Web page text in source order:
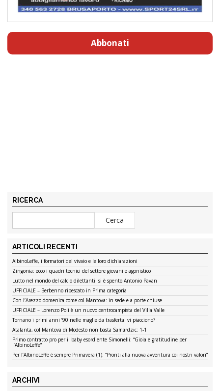
Abbonati
RICERCA
ARTICOLI RECENTI
AlbinoLeffe, i formatori del vivaio e le loro dichiarazioni
Zingonia: ecco i quadri tecnici del settore giovanile agonistico
Lutto nel mondo del calcio dilettanti: si è spento Antonio Pavan
UFFICIALE – Berbenno ripescato in Prima categoria
Con l’Arezzo domenica come col Mantova: in sede e a porte chiuse
UFFICIALE – Lorenzo Poli è un nuovo centrocampista del Villa Valle
Tornano i primi anni ’90 nelle maglie da trasferta: vi piacciono?
Atalanta, col Mantova di Modesto non basta Samardzic: 1-1
Primo contratto pro per il baby esordiente Simonelli: “Gioia e gratitudine per
l’AlbinoLeffe”
Per l’AlbinoLeffe è sempre Primavera (1): “Pronti alla nuova avventura coi nostri valori”
ARCHIVI